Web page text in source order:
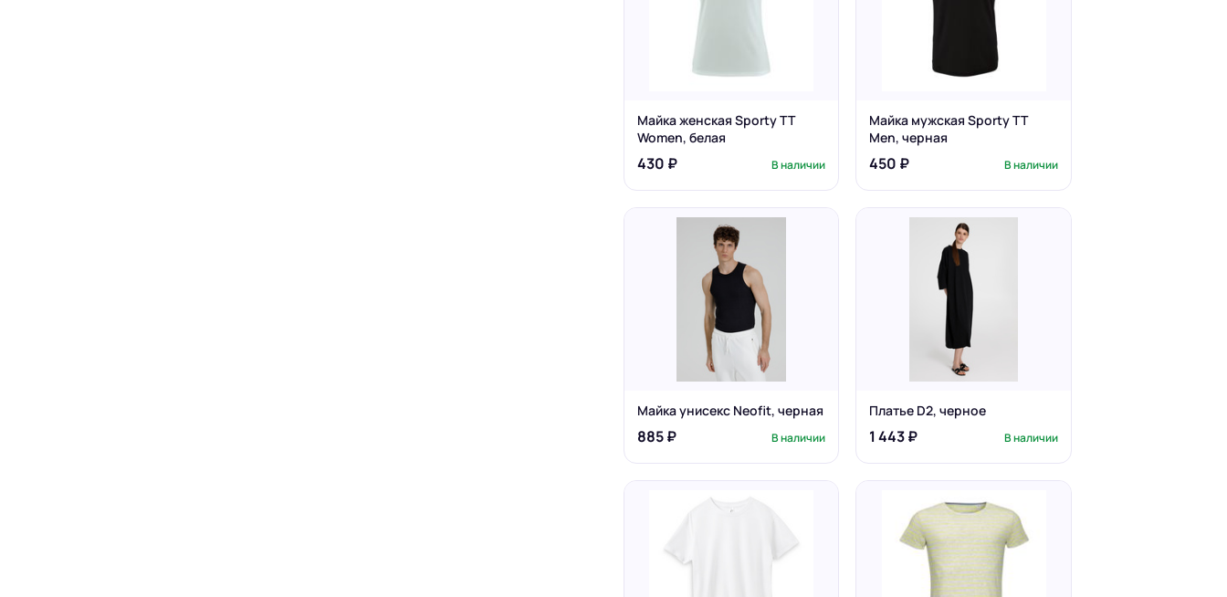
Майка женская Sporty TT
Women, белая
430 ₽ В наличии
Майка мужская Sporty TT
Men, черная
450 ₽ В наличии
Майка унисекс Neofit, черная
885 ₽ В наличии
Платье D2, черное
1 443 ₽ В наличии